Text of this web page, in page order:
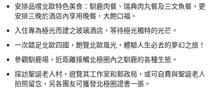
安排品嚐北歐特色美食：馴鹿肉餐、瑞典肉丸餐及三文魚餐，更
安排三晚於酒店內享用晚餐，大飽口福。
入住專為極光而建之玻璃酒店，等待極光獨特的光芒。
一次踏足北歐四國，飽覽北歐風光，體驗人生必去的夢幻之旅！
參觀馴鹿場，近距離接觸北極圈內之馴鹿的各種生態。
探訪聖誕老人村，遊覽其工作室和郵政局，或可自費與聖誕老人
拍照留念，另各團友可獲發北極圈證書一張。